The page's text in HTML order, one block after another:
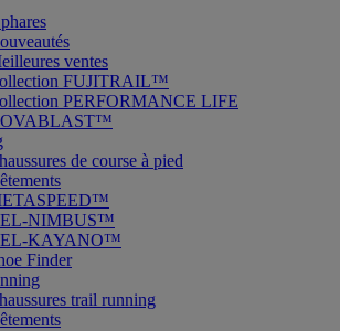
ventes
FUJITRAIL™
PERFORMANCE LIFE
de course à pied
NIMBUS™
KAYANO™
Finder
trail running